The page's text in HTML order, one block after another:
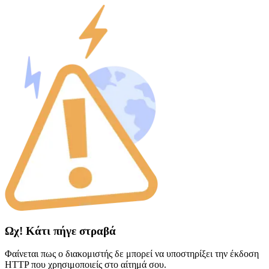
Ωχ! Κάτι πήγε στραβά
Φαίνεται πως ο διακομιστής δε μπορεί να υποστηρίξει την έκδοση
HTTP που χρησιμοποιείς στο αίτημά σου.